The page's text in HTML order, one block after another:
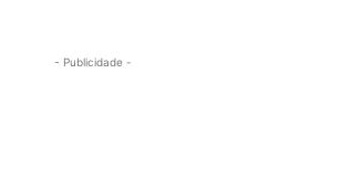
- Publicidade -